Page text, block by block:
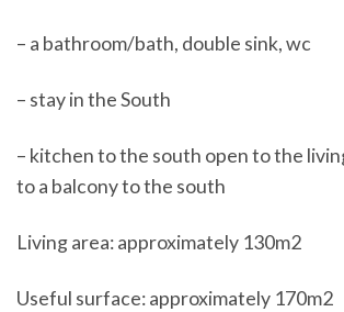
– a bathroom/bath, double sink, wc
– stay in the South
– kitchen to the south open to the
to a balcony to the south
Living area: approximately 130m2
Useful surface: approximately 170m2